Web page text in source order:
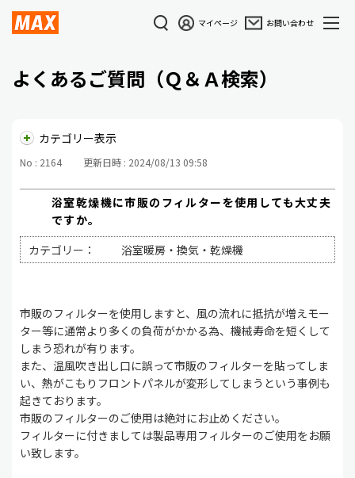
マイページ お問い合わせ
よくあるご質問（Ｑ＆Ａ検索）
カテゴリー表示
No : 2164 更新日時 : 2024/08/13 09:58
浴室乾燥機に市販のフィルターを使用しても大丈夫
ですか。
カテゴリー：
浴室暖房・換気・乾燥機
市販のフィルターを使用しますと、風の流れに抵抗が増えモー
ター等に通常より多くの負荷がかかる為、機械寿命を短くして
しまう恐れが有ります。
また、温風吹き出し口に誤って市販のフィルターを貼ってしま
い、熱がこもりフロントパネルが変形してしまうという事例も
起きております。
市販のフィルターのご使用は絶対にお止めください。
フィルターに付きましては製品専用フィルターのご使用をお願
い致します。